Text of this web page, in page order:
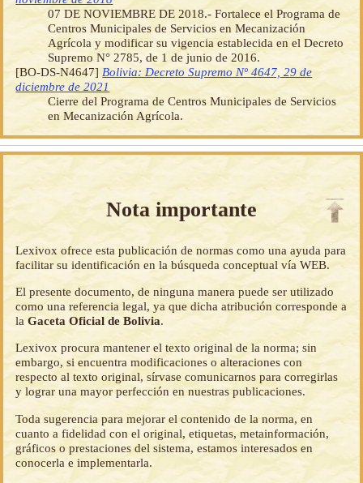
07 DE NOVIEMBRE DE 2018.- Fortalece el Programa de
Centros Municipales de Servicios en Mecanización
Agrícola y modificar su vigencia establecida en el Decreto
Supremo N° 2785, de 1 de junio de 2016.
[BO-DS-N4647] Bolivia: Decreto Supremo Nº 4647, 29 de
diciembre de 2021
Cierre del Programa de Centros Municipales de Servicios
en Mecanización Agrícola.
Nota importante
Lexivox ofrece esta publicación de normas como una ayuda para
facilitar su identificación en la búsqueda conceptual vía WEB.
El presente documento, de ninguna manera puede ser utilizado
como una referencia legal, ya que dicha atribución corresponde a
laGaceta Oficial de Bolivia.
Lexivox procura mantener el texto original de la norma; sin
embargo, si encuentra modificaciones o alteraciones con
respecto al texto original, sírvase comunicarnos para corregirlas
y lograr una mayor perfección en nuestras publicaciones.
Toda sugerencia para mejorar el contenido de la norma, en
cuanto a fidelidad con el original, etiquetas, metainformación,
gráficos o prestaciones del sistema, estamos interesados en
conocerla e implementarla.